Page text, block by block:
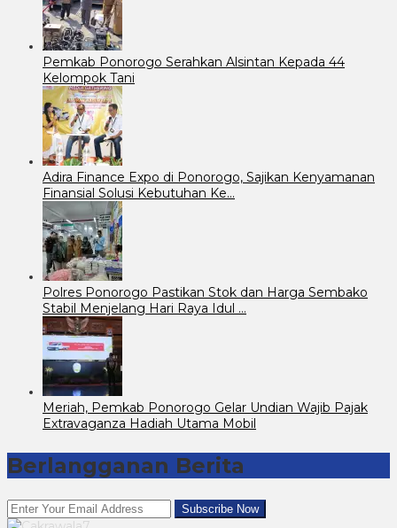
Pemkab Ponorogo Serahkan Alsintan Kepada 44
Kelompok Tani
Adira Finance Expo di Ponorogo, Sajikan Kenyamanan
Finansial Solusi Kebutuhan Ke…
Polres Ponorogo Pastikan Stok dan Harga Sembako
Stabil Menjelang Hari Raya Idul …
Meriah, Pemkab Ponorogo Gelar Undian Wajib Pajak
Extravaganza Hadiah Utama Mobil
Berlangganan Berita